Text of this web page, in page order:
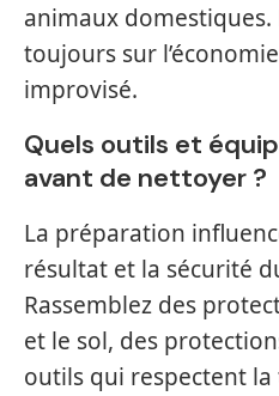
animaux
toujours sur
improvisé.
Quels outils et
avant de nettoyer ?
La préparation
résultat et la sécurité
Rassemblez des
et le sol, des
outils qui respectent